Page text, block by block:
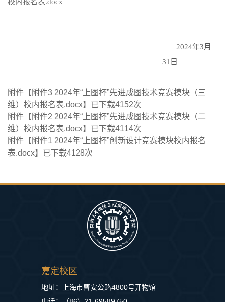
2024年3月
31 日
附件【 附件3 2024年“上图杯”先进成图技术竞赛模块（三
维）校内报名表.docx】已下载4152次
附件【 附件2 2024年“上图杯”先进成图技术竞赛模块（二
维）校内报名表.docx】已下载4114次
附件【 附件1 2024年“上图杯”创新设计竞赛模块校内报名
表.docx】已下载4128次
嘉定校区
地址：上海市曹安公路4800号开物馆